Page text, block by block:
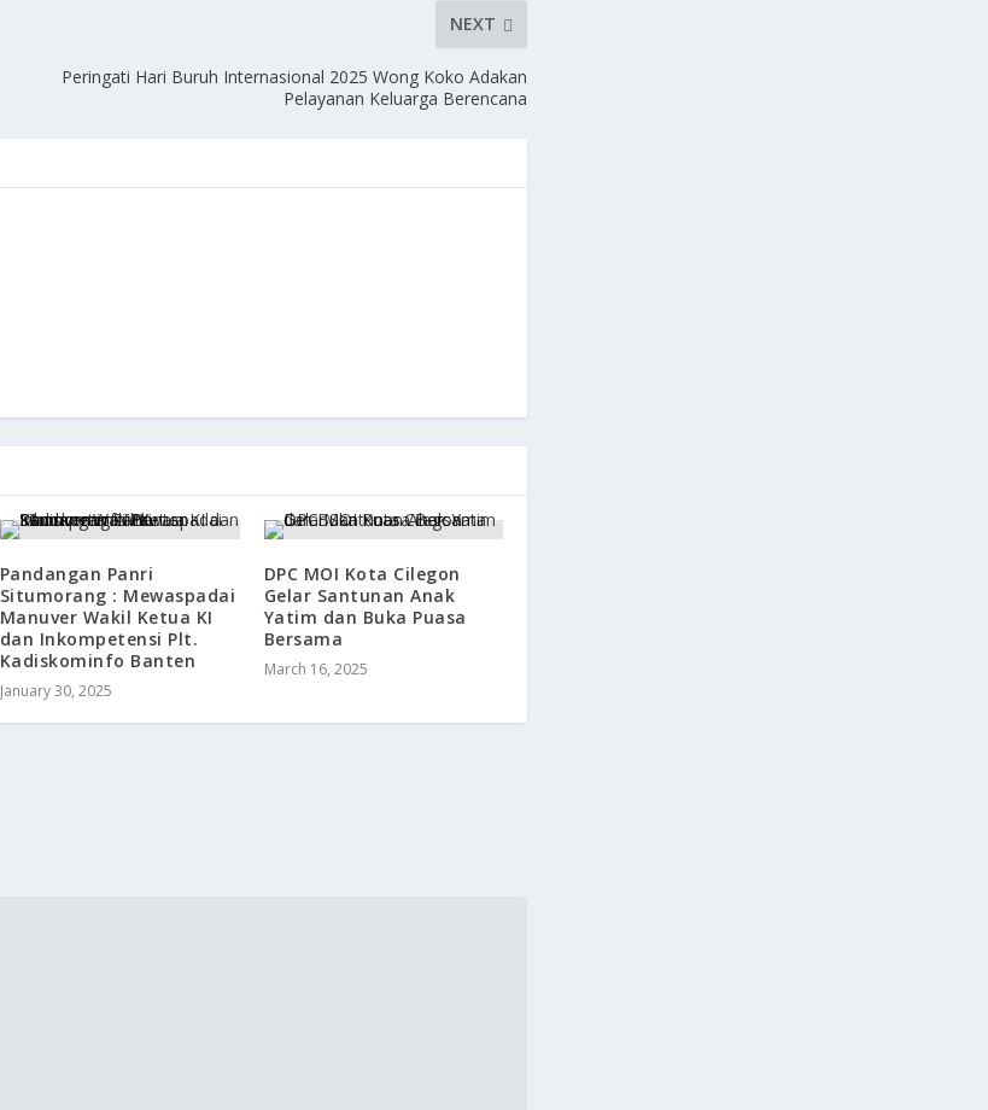
NEXT
Peringati Hari Buruh Internasional 2025 Wong Koko Adakan
Pelayanan Keluarga Berencana
Pandangan Panri
Situmorang : Mewaspadai
Manuver Wakil Ketua KI
dan Inkompetensi Plt.
Kadiskominfo Banten
January 30, 2025
DPC MOI Kota Cilegon
Gelar Santunan Anak
Yatim dan Buka Puasa
Bersama
March 16, 2025